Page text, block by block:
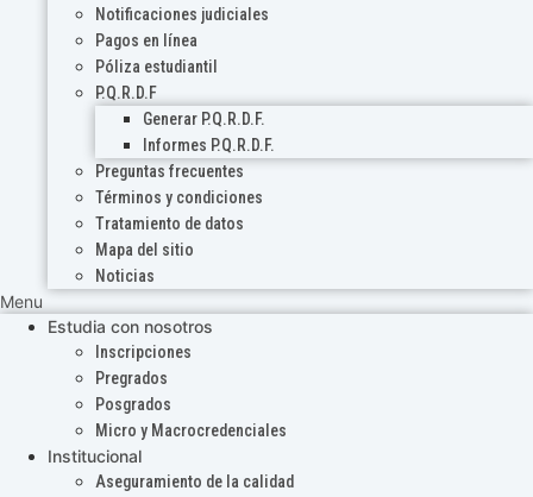
Notificaciones judiciales
Pagos en línea
Póliza estudiantil
P.Q.R.D.F
Generar P.Q.R.D.F.
Informes P.Q.R.D.F.
Preguntas frecuentes
Términos y condiciones
Tratamiento de datos
Mapa del sitio
Noticias
Menu
Estudia con nosotros
Inscripciones
Pregrados
Posgrados
Micro y Macrocredenciales
Institucional
Aseguramiento de la calidad